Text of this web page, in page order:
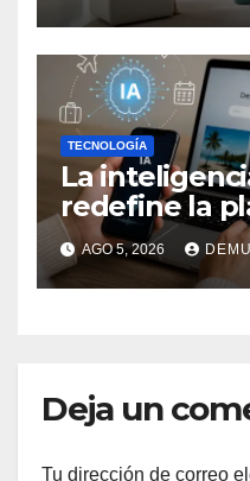
energía
TECNOLOGÍA
La
redefine la
viajes: Los
centran sus
expectativas
AGO 5, 2026
Deja un
Tu dirección de correo